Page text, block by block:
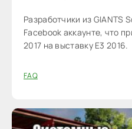
Разработчики из GIANTS
Facebook аккаунте, что
2017 на выставку E3 2016.
FAQ